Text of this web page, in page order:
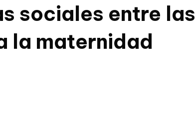
sociales entre las
la maternidad